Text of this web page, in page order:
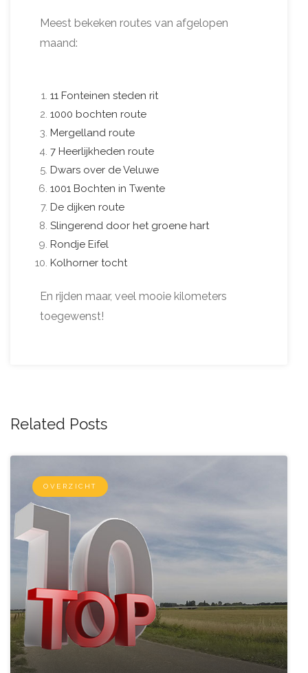
Meest bekeken routes van afgelopen
maand:
11 Fonteinen steden rit
1000 bochten route
Mergelland route
7 Heerlijkheden route
Dwars over de Veluwe
1001 Bochten in Twente
De dijken route
Slingerend door het groene hart
Rondje Eifel
Kolhorner tocht
En rijden maar, veel mooie kilometers
toegewenst!
Related Posts
OVERZICHT